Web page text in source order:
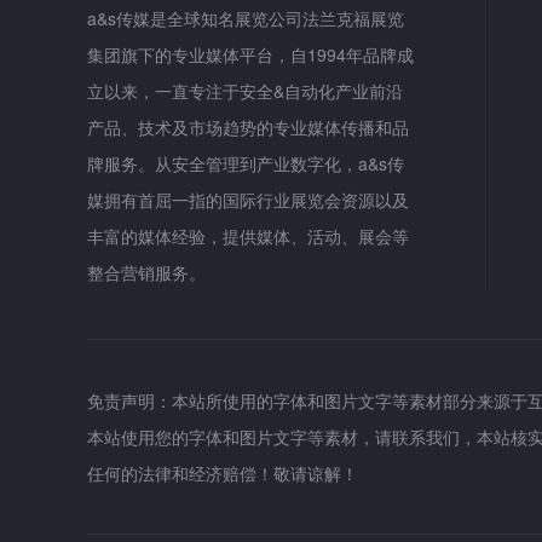
a&s传媒是全球知名展览公司法兰克福展览
集团旗下的专业媒体平台，自1994年品牌成
立以来，一直专注于安全&自动化产业前沿
产品、技术及市场趋势的专业媒体传播和品
牌服务。从安全管理到产业数字化，a&s传
媒拥有首屈一指的国际行业展览会资源以及
丰富的媒体经验，提供媒体、活动、展会等
整合营销服务。
免责声明：本站所使用的字体和图片文字等素材部分来源
本站使用您的字体和图片文字等素材，请联系我们，本站
任何的法律和经济赔偿！敬请谅解！